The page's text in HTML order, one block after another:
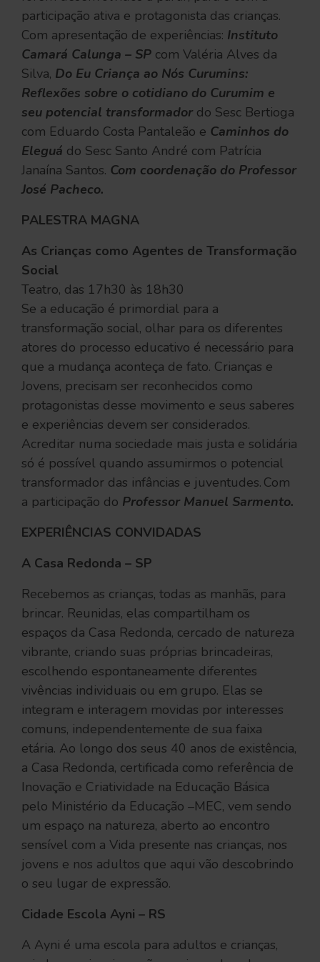
participação ativa e protagonista das crianças.
Com apresentação de experiências: Instituto
Camará Calunga – SP com Valéria Alves da
Silva, Do Eu Criança ao Nós Curumins:
Reflexões sobre o cotidiano do Curumim e
seu potencial transformador do Sesc Bertioga
com Eduardo Costa Pantaleão e Caminhos do
Eleguá do Sesc Santo André com Patrícia
Janaína Santos. Com coordenação do Professor
José Pacheco.
PALESTRA MAGNA
As Crianças como Agentes de Transformação
Social
Teatro, das 17h30 às 18h30
Se a educação é primordial para a
transformação social, olhar para os diferentes
atores do processo educativo é necessário para
que a mudança aconteça de fato. Crianças e
Jovens, precisam ser reconhecidos como
protagonistas desse movimento e seus saberes
e experiências devem ser considerados.
Acreditar numa sociedade mais justa e solidária
só é possível quando assumirmos o potencial
transformador das infâncias e juventudes. Com
a participação do Professor Manuel Sarmento.
EXPERIÊNCIAS CONVIDADAS
A Casa Redonda – SP
Recebemos as crianças, todas as manhãs, para
brincar. Reunidas, elas compartilham os
espaços da Casa Redonda, cercado de natureza
vibrante, criando suas próprias brincadeiras,
escolhendo espontaneamente diferentes
vivências individuais ou em grupo. Elas se
integram e interagem movidas por interesses
comuns, independentemente de sua faixa
etária. Ao longo dos seus 40 anos de existência,
a Casa Redonda, certificada como referência de
Inovação e Criatividade na Educação Básica
pelo Ministério da Educação –MEC, vem sendo
um espaço na natureza, aberto ao encontro
sensível com a Vida presente nas crianças, nos
jovens e nos adultos que aqui vão descobrindo
o seu lugar de expressão.
Cidade Escola Ayni – RS
A Ayni é uma escola para adultos e crianças,